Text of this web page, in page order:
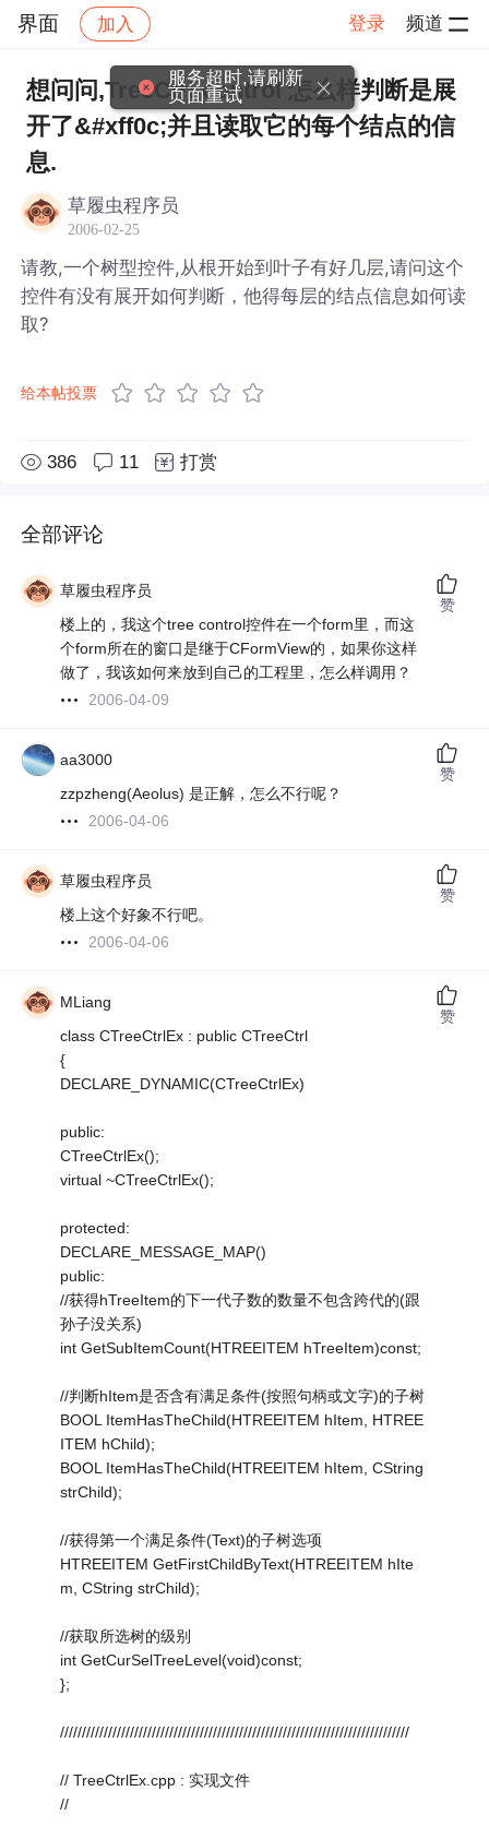
界面 加入 登录 频道
社区 界面 帖子详情
想问问,TreeCtrl control 怎么样判断是展
开了&#xff0c;并且读取它的每个结点的信
息.
草履虫程序员
2006-02-25
请教,一个树型控件,从根开始到叶子有好几层,请问这个
控件有没有展开如何判断，他得每层的结点信息如何读
取?
给本帖投票
386 11 打赏
全部评论
草履虫程序员
楼上的，我这个tree control控件在一个form里，而这
个form所在的窗口是继于CFormView的，如果你这样
做了，我该如何来放到自己的工程里，怎么样调用？
2006-04-09
赞
aa3000
zzpzheng(Aeolus) 是正解，怎么不行呢？
2006-04-06
赞
草履虫程序员
楼上这个好象不行吧。
2006-04-06
赞
MLiang
class CTreeCtrlEx : public CTreeCtrl
{
DECLARE_DYNAMIC(CTreeCtrlEx)
public:
CTreeCtrlEx();
virtual ~CTreeCtrlEx();
protected:
DECLARE_MESSAGE_MAP()
public:
//获得hTreeItem的下一代子数的数量不包含跨代的(跟
孙子没关系)
int GetSubItemCount(HTREEITEM hTreeItem)const;
//判断hItem是否含有满足条件(按照句柄或文字)的子树
BOOL ItemHasTheChild(HTREEITEM hItem, HTREE
ITEM hChild);
BOOL ItemHasTheChild(HTREEITEM hItem, CString
strChild);
//获得第一个满足条件(Text)的子树选项
HTREEITEM GetFirstChildByText(HTREEITEM hIte
m, CString strChild);
//获取所选树的级别
int GetCurSelTreeLevel(void)const;
};
////////////////////////////////////////////////////////////////////////////////
// TreeCtrlEx.cpp : 实现文件
//
赞
服务超时,请刷新
页面重试